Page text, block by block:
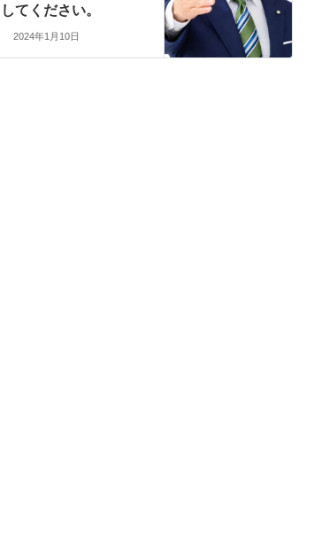
してください。
2024年1月10日